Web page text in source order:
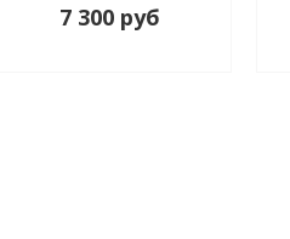
7 300 руб